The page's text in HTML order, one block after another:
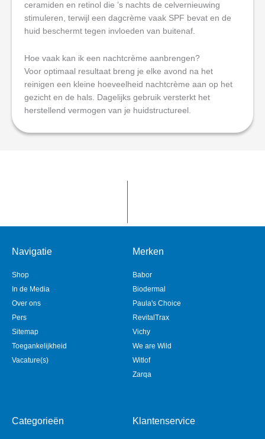
ceramiden en retinol die ’s nachts de celvernieuwing
stimuleren, terwijl een dagcrème vaak SPF bevat en de
huid beschermt tegen invloeden van buitenaf.
Hoe vaak kan ik een nachtcrème aanbrengen?
Voor optimaal resultaat breng je elke avond na het
reinigen een kleine hoeveelheid nachtcrème aan op het
gezicht en de hals. Dagelijks gebruik versterkt het
herstellend vermogen van je huidstructureel.
Navigatie
Shop
In de Media
Over ons
Pers
Sitemap
Toegankelijkheid
Vacature(s)
Merken
Babor
Biodermal
Paula's Choice
RevitalTrax
Vichy
We are Wild
Witlof
Zarqa
Categorieën Klantenservice